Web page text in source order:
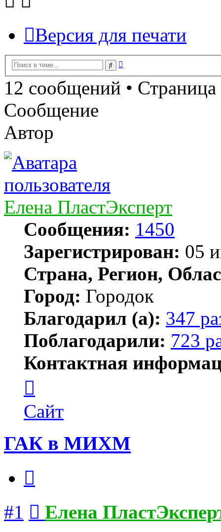
Версия для печати
Поиск
12 сообщений • Страница
Сообщение
Автор
Елена ПластЭксперт
Сообщения: 1450
Зарегистрирован: 05
Страна, Регион,
Город: Городок
Благодарил (а): 347
Поблагодарили: 723
Контактная
пользователя
Елена
ПластЭксперт
Сайт
ГАК в МИХМ
#1
Елена